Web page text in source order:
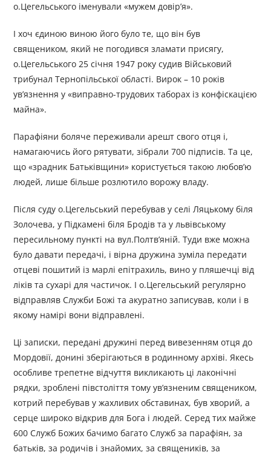
о.Цегельського іменували «мужем довір’я».
І хоч єдиною виною його було те, що він був
священиком, який не погодився зламати присягу,
о.Цегельського 25 січня 1947 року судив Військовий
трибунал Тернопільської області. Вирок – 10 років
ув’язнення у «виправно-трудових таборах із конфіскацією
майна».
Парафіяни боляче переживали арешт свого отця і,
намагаючись його рятувати, зібрали 700 підписів. Та це,
що «зрадник Батьківщини» користується такою любов’ю
людей, лише більше розлютило ворожу владу.
Після суду о.Цегельський перебував у селі Ляцькому біля
Золочева, у Підкамені біля Бродів та у львівському
пересильному пункті на вул.Полтв’яній. Туди вже можна
було давати передачі, і вірна дружина зуміла передати
отцеві пошитий із марлі епітрахиль, вино у пляшечці від
ліків та сухарі для частичок. І о.Цегельський регулярно
відправляв Служби Божі та акуратно записував, коли і в
якому намірі вони відправлені.
Ці записки, передані дружині перед вивезенням отця до
Мордовії, донині зберігаються в родинному архіві. Якесь
особливе трепетне відчуття викликають ці лаконічні
рядки, зроблені півстоліття тому ув’язненим священиком,
котрий перебував у жахливих обставинах, був хворий, а
серце широко відкрив для Бога і людей. Серед тих майже
600 Служб Божих бачимо багато Служб за парафіян, за
батьків, за родичів і знайомих, за священиків, за